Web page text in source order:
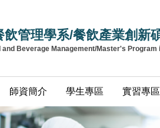
飲管理學系/餐飲產業創新
and Beverage Management/Master's
師資簡介 學生專區 實習專區